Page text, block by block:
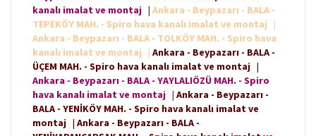
kanalı imalat ve montaj | Ankara - Beypazarı - BALA -
TEPEKÖY MAH. - Spiro hava kanalı imalat ve montaj
|
Ankara - Beypazarı - BALA - TOLKÖY MAH. - Spiro hava
kanalı imalat ve montaj
| Ankara - Beypazarı - BALA -
ÜÇEM MAH. - Spiro hava kanalı imalat ve montaj |
Ankara - Beypazarı - BALA - YAYLALIÖZÜ MAH. - Spiro
hava kanalı imalat ve montaj | Ankara - Beypazarı -
BALA - YENİKÖY MAH. - Spiro hava kanalı imalat ve
montaj | Ankara - Beypazarı - BALA -